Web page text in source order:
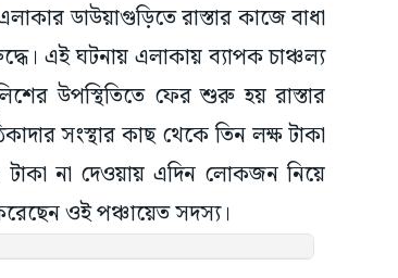
ডাউয়াগুড়িতে রাস্তার কাজে বাধা
এই ঘটনায় এলাকায় ব্যাপক চাঞ্চল্য
উপস্থিতিতে ফের শুরু হয় রাস্তার
সংস্থার কাছ থেকে তিন লক্ষ টাকা
টাকা না দেওয়ায় এদিন লোকজন নিয়ে
ওই পঞ্চায়েত সদস্য।